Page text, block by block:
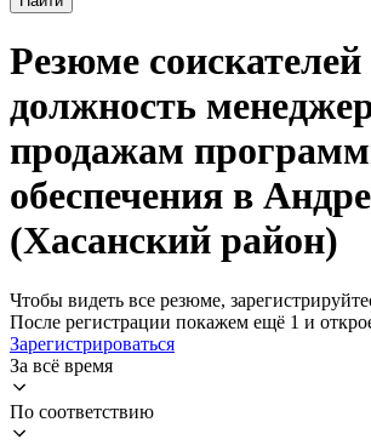
Резюме соискателей
должность
продажам
обеспечения в
(Хасанский район)
Чтобы видеть все резюме,
После регистрации покажем ещё 1 и
Зарегистрироваться
За всё время
По соответствию